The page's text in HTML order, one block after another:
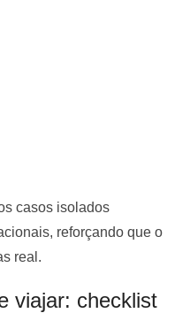
casos isolados
reforçando que o
real.
viajar: checklist